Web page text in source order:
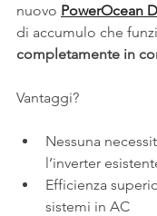
nuovo PowerOcean
di accumulo che
completamente in
Vantaggi?
Nessuna
l’inverter
Efficienza
sistemi in AC